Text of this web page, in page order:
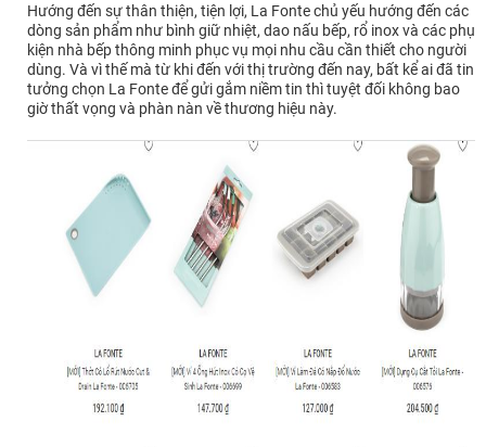
Hướng đến sự thân thiện, tiện lợi, La Fonte chủ yếu hướng đến các
dòng sản phẩm như bình giữ nhiệt, dao nấu bếp, rổ inox và các phụ
kiện nhà bếp thông minh phục vụ mọi nhu cầu cần thiết cho người
dùng. Và vì thế mà từ khi đến với thị trường đến nay, bất kể ai đã tin
tưởng chọn La Fonte để gửi gắm niềm tin thì tuyệt đối không bao
giờ thất vọng và phàn nàn về thương hiệu này.